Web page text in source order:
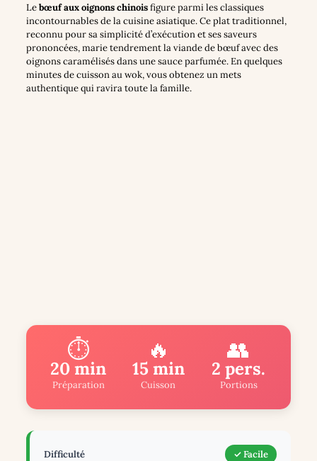
Lebœuf aux oignons chinoisfigure parmi les classiques
incontournables de la cuisine asiatique. Ce plat traditionnel,
reconnu pour sa simplicité d’exécution et ses saveurs
prononcées, marie tendrement la viande de bœuf avec des
oignons caramélisés dans une sauce parfumée. En quelques
minutes de cuisson au wok, vous obtenez un mets
authentique qui ravira toute la famille.
⏱️
20 min
Préparation
🔥
15 min
Cuisson
👥
2 pers.
Portions
Difficulté ✓ Facile